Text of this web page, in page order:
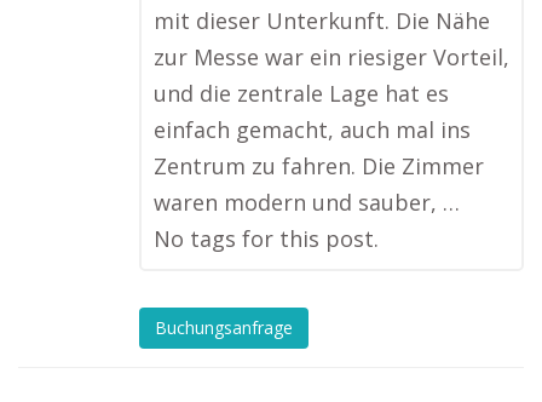
mit dieser Unterkunft. Die Nähe
zur Messe war ein riesiger Vorteil,
und die zentrale Lage hat es
einfach gemacht, auch mal ins
Zentrum zu fahren. Die Zimmer
waren modern und sauber, …
No tags for this post.
Buchungsanfrage